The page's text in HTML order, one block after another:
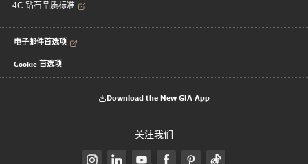
4C 钻石品质标准
电子邮件首选项
Cookie 首选项
Download the New GIA App
关注我们